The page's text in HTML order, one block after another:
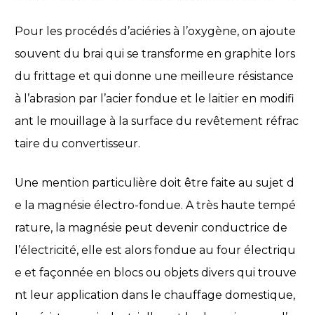
Pour les procédés d’aciéries à l’oxygène, on ajoute
souvent du brai qui se transforme en graphite lors
du frittage et qui donne une meilleure résistance
à l’abrasion par l’acier fondue et le laitier en modifi
ant le mouillage à la surface du revêtement réfrac
taire du convertisseur.
Une mention particulière doit être faite au sujet d
e la magnésie électro-fondue. A très haute tempé
rature, la magnésie peut devenir conductrice de
l’électricité, elle est alors fondue au four électriqu
e et façonnée en blocs ou objets divers qui trouve
nt leur application dans le chauffage domestique,